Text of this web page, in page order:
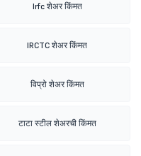
Irfc शेअर किंमत
IRCTC शेअर किंमत
विप्रो शेअर किंमत
टाटा स्टील शेअरची किंमत